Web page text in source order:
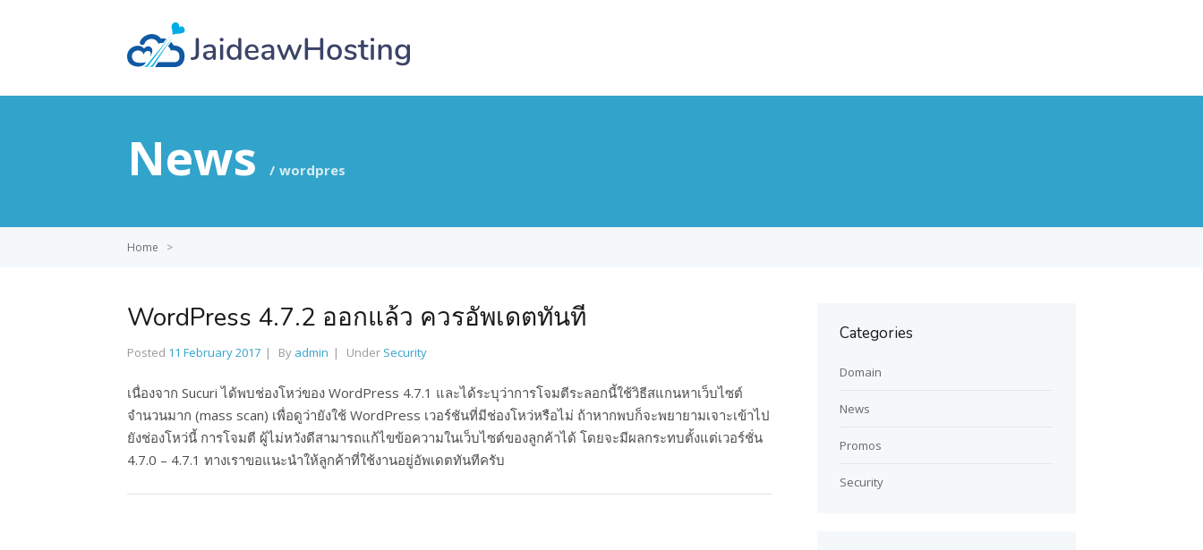
News wordpres
Home >
WordPress 4.7.2 ออกแล้ว ควรอัพเดตทันที
Posted 11 February 2017 By admin Under Security
เนื่องจาก Sucuri ได้พบช่องโหว่ของ WordPress 4.7.1 และได้ระบุว่าการโจมตีระลอกนี้ใช้วิธีสแกนหาเว็บไซต์
จำนวนมาก (mass scan) เพื่อดูว่ายังใช้ WordPress เวอร์ชันที่มีช่องโหว่หรือไม่ ถ้าหากพบก็จะพยายามเจาะเข้าไป
ยังช่องโหว่นี้ การโจมตี ผู้ไม่หวังดีสามารถแก้ไขข้อความในเว็บไซต์ของลูกค้าได้ โดยจะมีผลกระทบตั้งแต่เวอร์ชั่น
4.7.0 – 4.7.1 ทางเราขอแนะนำให้ลูกค้าที่ใช้งานอยู่อัพเดตทันทีครับ
Categories
Domain
News
Promos
Security